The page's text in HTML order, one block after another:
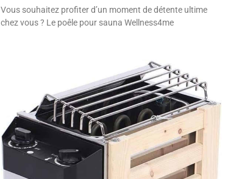
Vous souhaitez profiter d’un moment de détente ultime
chez vous ? Le poêle pour sauna Wellness4me